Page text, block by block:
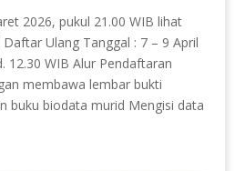
2026, pukul 21.00 WIB lihat
Ulang Tanggal : 7 – 9 April
12.30 WIB Alur Pendaftaran
membawa lembar bukti
buku biodata murid Mengisi data